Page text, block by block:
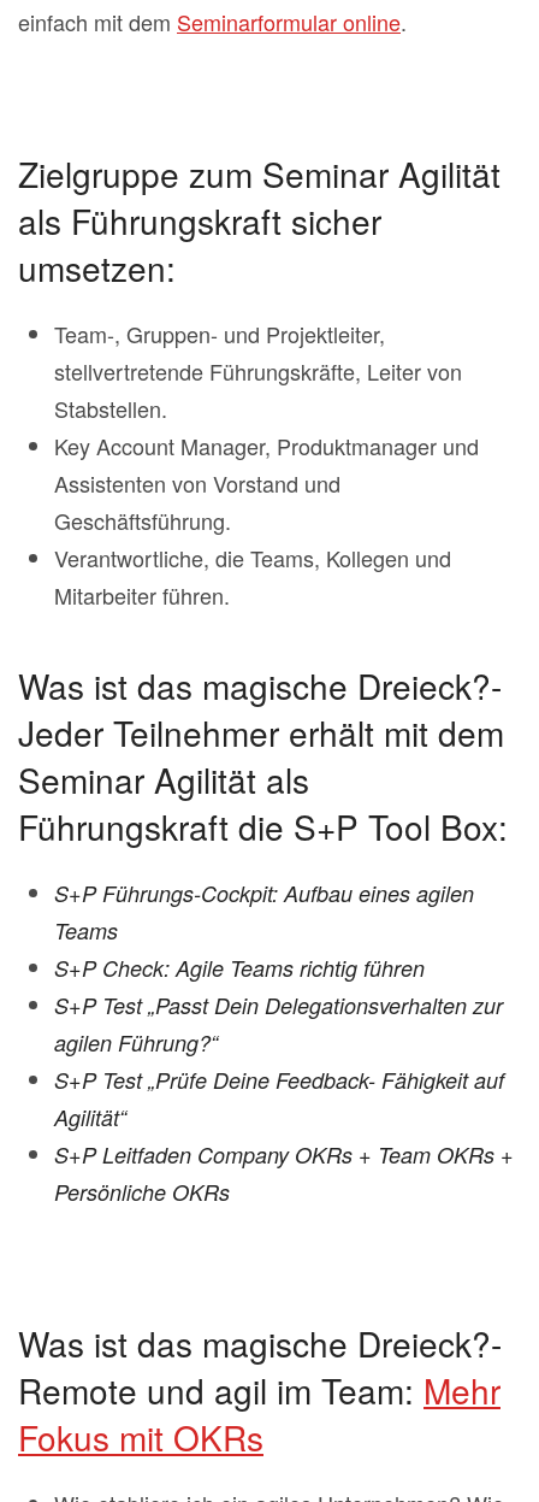
einfach mit dem Seminarformular online.
Zielgruppe zum Seminar Agilität
als Führungskraft sicher
umsetzen:
Team-, Gruppen- und Projektleiter,
stellvertretende Führungskräfte, Leiter von
Stabstellen.
Key Account Manager, Produktmanager und
Assistenten von Vorstand und
Geschäftsführung.
Verantwortliche, die Teams, Kollegen und
Mitarbeiter führen.
Was ist das magische Dreieck?-
Jeder Teilnehmer erhält mit dem
Seminar Agilität als
Führungskraft die S+P Tool Box:
S+P Führungs-Cockpit: Aufbau eines agilen
Teams
S+P Check: Agile Teams richtig führen
S+P Test „Passt Dein Delegationsverhalten zur
agilen Führung?“
S+P Test „Prüfe Deine Feedback- Fähigkeit auf
Agilität“
S+P Leitfaden Company OKRs + Team OKRs +
Persönliche OKRs
Was ist das magische Dreieck?-
Remote und agil im Team: Mehr
Fokus mit OKRs